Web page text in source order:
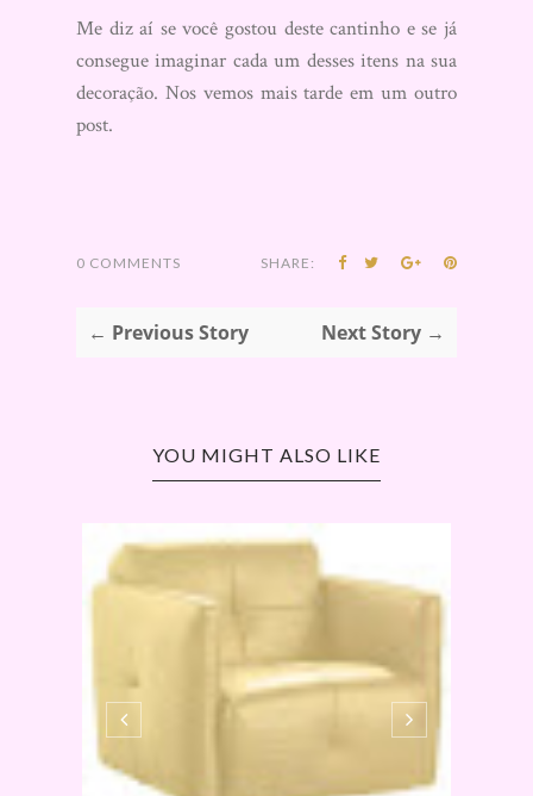
Me diz aí se você gostou deste cantinho e se já
consegue imaginar cada um desses itens na sua
decoração. Nos vemos mais tarde em um outro
post.
0 COMMENTS SHARE:
← Previous Story Next Story →
YOU MIGHT ALSO LIKE